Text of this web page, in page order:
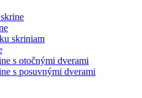
skriniam
s otočnými dverami
s posuvnými dverami